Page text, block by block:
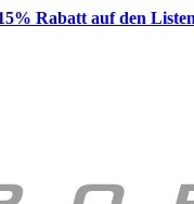
Rabatt auf den